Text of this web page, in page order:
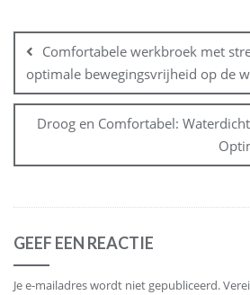
navigatie
Comfortabele werkbroek met
optimale bewegingsvrijheid op de
Droog en Comfortabel:
GEEF EEN REACTIE
Je e-mailadres wordt niet gepubliceerd.